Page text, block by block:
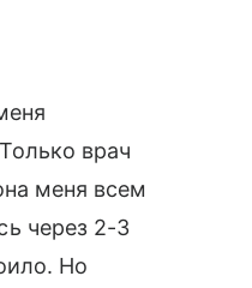
врач
меня всем
через 2-3
Но